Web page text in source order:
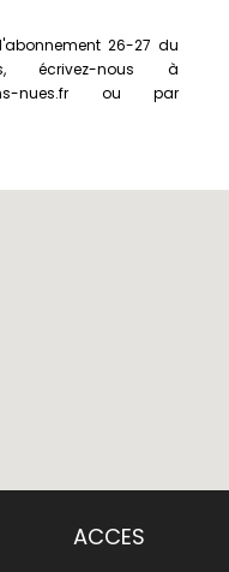
26-27 du
écrivez-nous à
nues.fr ou par
ACCES